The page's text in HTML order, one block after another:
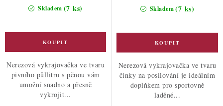
Skladem (7 ks)
Nerezová vykrajovačka ve tvaru
pivního půllitru s pěnou vám
umožní snadno a přesně
vykrojit...
Skladem(7 ks)
Nerezová vykrajovačka ve tvaru
činky na posilování je ideálním
doplňkem pro sportovně
laděné...